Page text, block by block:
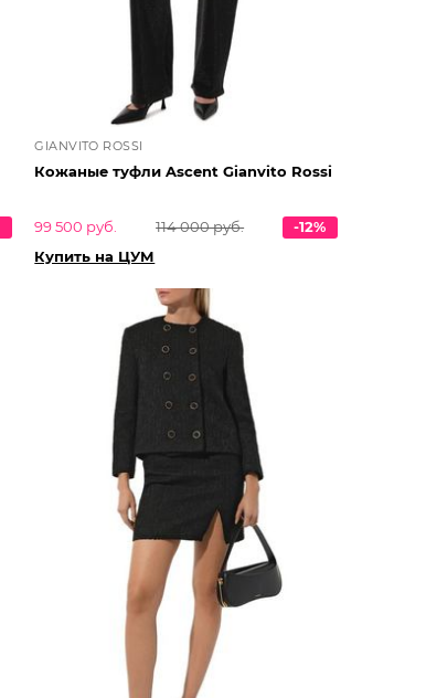
GIANVITO ROSSI
Кожаные туфли Ascent Gianvito Rossi
99 500 руб. 114 000 руб.
-12%
Купить на ЦУМ